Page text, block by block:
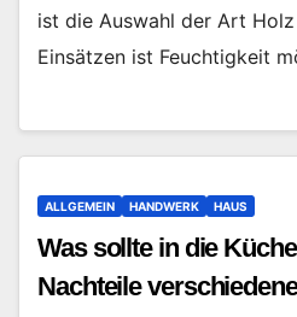
ist die Auswahl der Art
Einsätzen ist Feuchtigkeit
ALLGEMEIN HANDWERK HAUS
Was sollte in die
Nachteile